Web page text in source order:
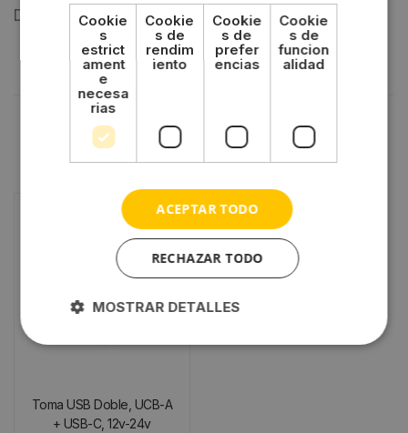
Duración de la corriente de salida 4.4 A(2 x 2.2 A
También te recomendamos…
Toma USB Doble, UCB-A
+ USB-C, 12v-24v
Cookie
s
estrict
ament
e
necesa
rias
Cookie
s de
rendim
iento
Cookie
s de
prefer
encias
Cookie
s de
funcion
alidad
ACEPTAR TODO
RECHAZAR TODO
MOSTRAR DETALLES